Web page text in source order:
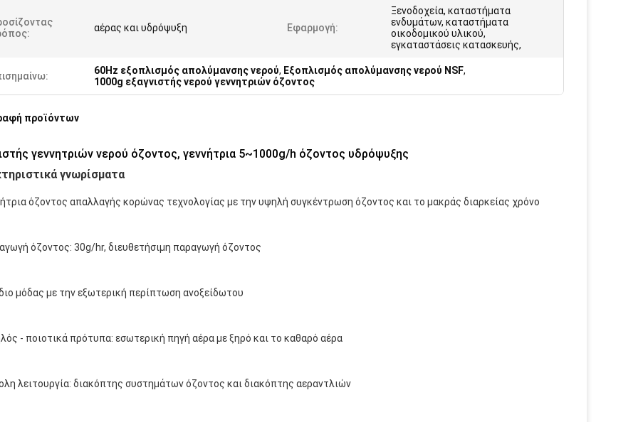
αέρας και υδρόψυξη Εφαρμογή:
Ξενοδοχεία, καταστήματα
ενδυμάτων, καταστήματα
οικοδομικού υλικού,
εγκαταστάσεις κατασκευής,
60Hz εξοπλισμός απολύμανσης νερού, Εξοπλισμός απολύμανσης νερού NSF,
1000g εξαγνιστής νερού γεννητριών όζοντος
προϊόντων
γεννητριών νερού όζοντος, γεννήτρια 5~1000g/h όζοντος υδρόψυξης
γνωρίσματα
όζοντος απαλλαγής κορώνας τεχνολογίας με την υψηλή συγκέντρωση όζοντος και το μακράς διαρκείας χρόνο
όζοντος: 30g/hr, διευθετήσιμη παραγωγή όζοντος
μόδας με την εξωτερική περίπτωση ανοξείδωτου
- ποιοτικά πρότυπα: εσωτερική πηγή αέρα με ξηρό και το καθαρό αέρα
λειτουργία: διακόπτης συστημάτων όζοντος και διακόπτης αεραντλιών